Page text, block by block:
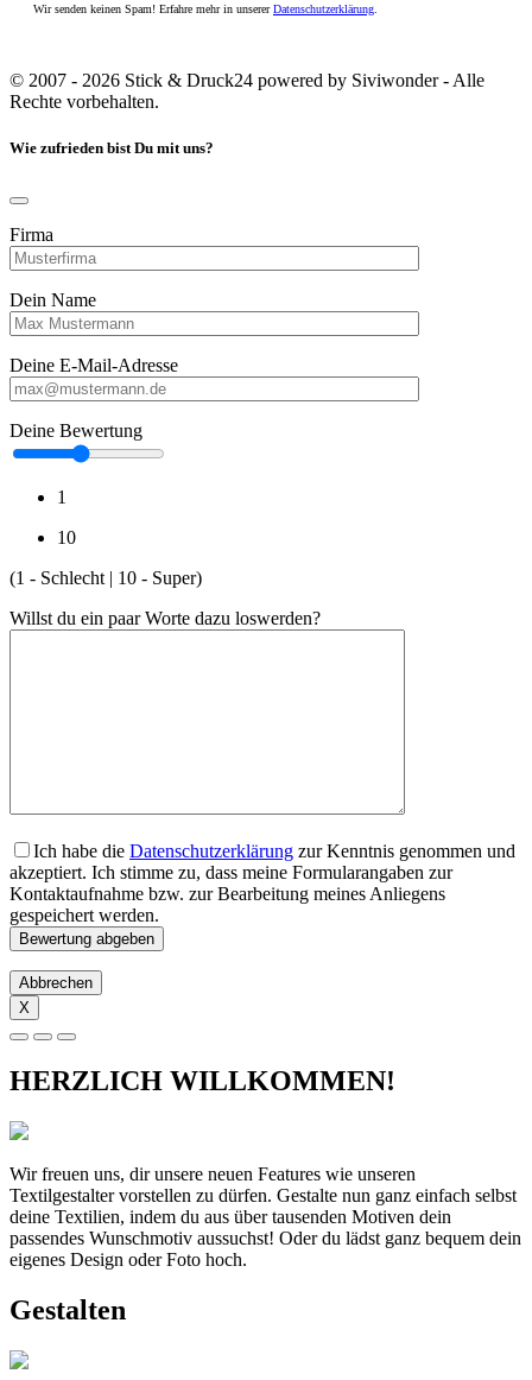
Wir senden keinen Spam! Erfahre mehr in unsererDatenschutzerklärung
© 2007 - 2026 Stick & Druck24 powered by Siviwonder - Alle
Rechte vorbehalten.
Wie zufrieden bist Du mit uns?
Firma
Dein Name
Deine E-Mail-Adresse
Deine Bewertung
1
10
(1 - Schlecht | 10 - Super)
Willst du ein paar Worte dazu loswerden?
Ich habe die Datenschutzerklärung zur Kenntnis genommen und
akzeptiert. Ich stimme zu, dass meine Formularangaben zur
Kontaktaufnahme bzw. zur Bearbeitung meines Anliegens
gespeichert werden.
Abbrechen
X
HERZLICH WILLKOMMEN!
Wir freuen uns, dir unsere neuen Features wie unseren
Textilgestalter vorstellen zu dürfen. Gestalte nun ganz einfach selbst
deine Textilien, indem du aus über tausenden Motiven dein
passendes Wunschmotiv aussuchst! Oder du lädst ganz bequem dein
eigenes Design oder Foto hoch.
Gestalten